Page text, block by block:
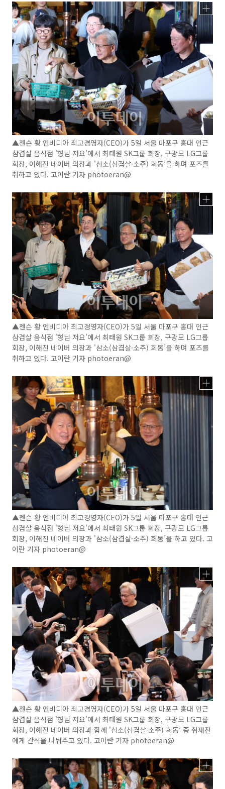
▲젠슨 황 엔비디아 최고경영자(CEO)가 5일 서울 마포구 홍대 인근
삼겹살 음식점 '형님 저요'에서 최태원 SK그룹 회장, 구광모 LG그룹
회장, 이해진 네이버 의장과 '삼소(삼겹살·소주) 회동’을 하며 포즈를
취하고 있다. 고이란 기자 photoeran@
▲젠슨 황 엔비디아 최고경영자(CEO)가 5일 서울 마포구 홍대 인근
삼겹살 음식점 '형님 저요'에서 최태원 SK그룹 회장, 구광모 LG그룹
회장, 이해진 네이버 의장과 '삼소(삼겹살·소주) 회동’을 하며 포즈를
취하고 있다. 고이란 기자 photoeran@
▲젠슨 황 엔비디아 최고경영자(CEO)가 5일 서울 마포구 홍대 인근
삼겹살 음식점 '형님 저요'에서 최태원 SK그룹 회장, 구광모 LG그룹
회장, 이해진 네이버 의장과 '삼소(삼겹살·소주) 회동’을 하고 있다. 고
이란 기자 photoeran@
▲젠슨 황 엔비디아 최고경영자(CEO)가 5일 서울 마포구 홍대 인근
삼겹살 음식점 '형님 저요'에서 최태원 SK그룹 회장, 구광모 LG그룹
회장, 이해진 네이버 의장과 함께 '삼소(삼겹살·소주) 회동’ 중 취재진
에게 간식을 나눠주고 있다. 고이란 기자 photoeran@